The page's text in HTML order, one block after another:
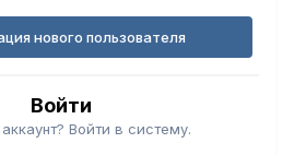
нового пользователя
Войти
Войти в систему.